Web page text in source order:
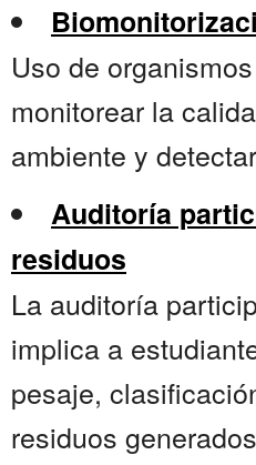
Uso de
monitorear la
ambiente y
Auditoría
residuos
La auditoría
implica a
pesaje,
residuos